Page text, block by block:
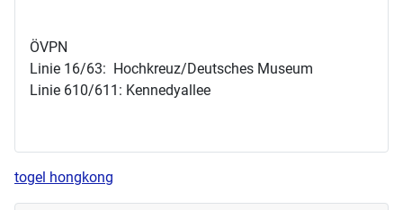
ÖVPN
Linie 16/63: Hochkreuz/Deutsches Museum
Linie 610/611: Kennedyallee
togel hongkong